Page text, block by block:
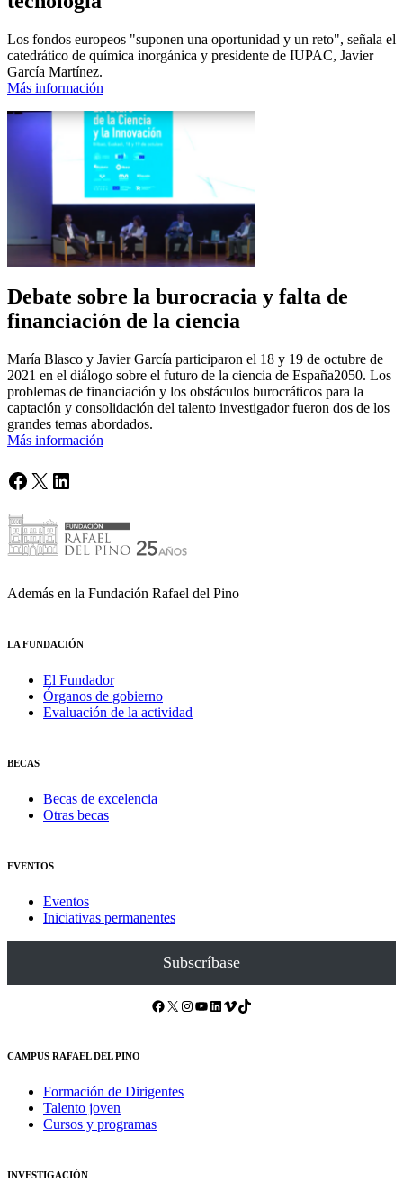
Los fondos europeos "suponen una oportunidad y un reto", señala el
catedrático de química inorgánica y presidente de IUPAC, Javier
García Martínez.
Más información
Debate sobre la burocracia y falta de
financiación de la ciencia
María Blasco y Javier García participaron el 18 y 19 de octubre de
2021 en el diálogo sobre el futuro de la ciencia de España2050. Los
problemas de financiación y los obstáculos burocráticos para la
captación y consolidación del talento investigador fueron dos de los
grandes temas abordados.
Más información
Facebook
X LinkedIn
Además en la Fundación Rafael del Pino
LA FUNDACIÓN
El Fundador
Órganos de gobierno
Evaluación de la actividad
BECAS
Becas de excelencia
Otras becas
EVENTOS
Eventos
Iniciativas permanentes
Subscríbase
Facebook X Instagram YouTube LinkedIn Vimeo TikTok
CAMPUS RAFAEL DEL PINO
Formación de Dirigentes
Talento joven
Cursos y programas
INVESTIGACIÓN